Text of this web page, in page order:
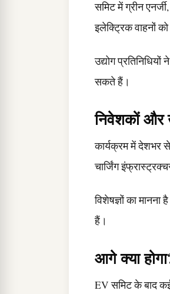
समिट में ग्रीन
इलेक्ट्रिक वाहनों को
उद्योग
सकते हैं।
निवेशकों और
कार्यक्रम में देशभर से
चार्जिंग
विशेषज्ञों का
हैं।
आगे क्या
EV समिट के बाद